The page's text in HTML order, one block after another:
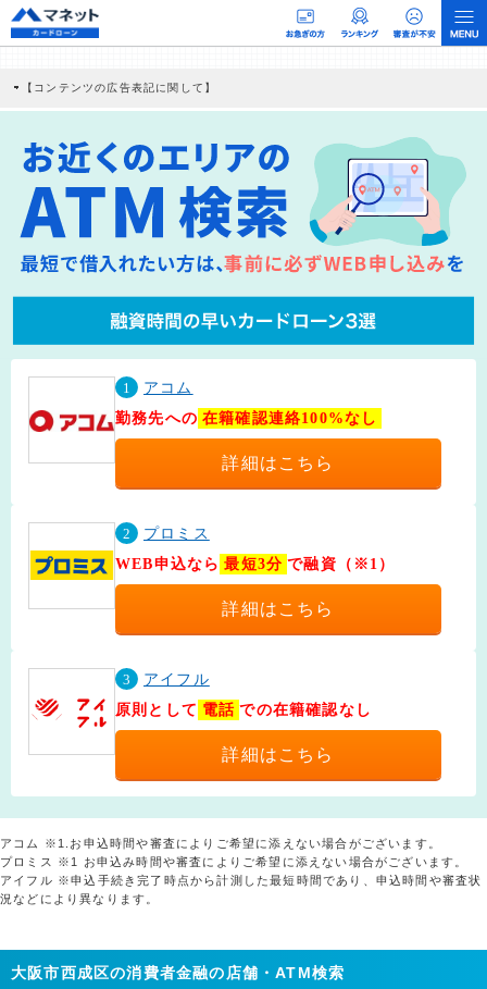
【コンテンツの広告表記に関して】
社に対して企業から紹介報酬が支払われるという収益モデルです。 ただし、特定の
商品を根拠なくPRするものではなく、当編集部の調査／ユーザーへの口コミ収集な
どに基づき、公平性を担保した情報提供を行っています。
>提携企業一覧
1
アコム
勤務先への 在籍確認連絡100%なし
詳細はこちら
2
プロミス
WEB申込なら 最短3分 で融資（※1）
詳細はこちら
3
アイフル
原則として 電話 での在籍確認なし
詳細はこちら
アコム ※1.お申込時間や審査によりご希望に添えない場合がございます。
プロミス ※1 お申込み時間や審査によりご希望に添えない場合がございます。
アイフル ※申込手続き完了時点から計測した最短時間であり、申込時間や審査状
況などにより異なります。
大阪市西成区の消費者金融の店舗・ATM検索